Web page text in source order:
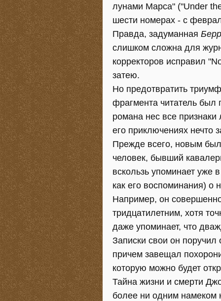
лунами Марса" ("Under
шести номерах - с
Правда, задуманная
слишком сложна для
корректоров исправил
затею.
Но предотвратить
фрагмента читатель был
романа нес все признаки
его приключениях нечто
Прежде всего, новым
человек, бывший
вскользь упоминает уже
как его воспоминания) о
Например, он
тридцатилетним, хотя
даже упоминает, что
Записки свои он поручил
причем завещал
которую можно будет
Тайна жизни и смерти
более ни одним намеком